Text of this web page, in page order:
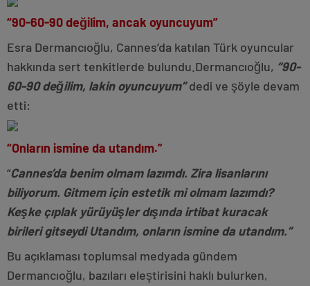
“90-60-90 değilim, ancak oyuncuyum”
Esra Dermancıoğlu, Cannes’da katılan Türk oyuncular
hakkında sert tenkitlerde bulundu.Dermancıoğlu, “90-
60-90 değilim, lakin oyuncuyum”dedi ve şöyle devam
etti:
“Onların ismine da utandım.”
“Cannes’da benim olmam lazımdı. Zira lisanlarını
biliyorum. Gitmem için estetik mi olmam lazımdı?
Keşke çıplak yürüyüşler dışında irtibat kuracak
birileri gitseydi Utandım, onların ismine da utandım.”
Bu açıklaması toplumsal medyada gündem
Dermancıoğlu, bazıları eleştirisini haklı bulurken,